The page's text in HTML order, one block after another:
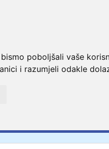
poboljšali vaše
i razumjeli odakle